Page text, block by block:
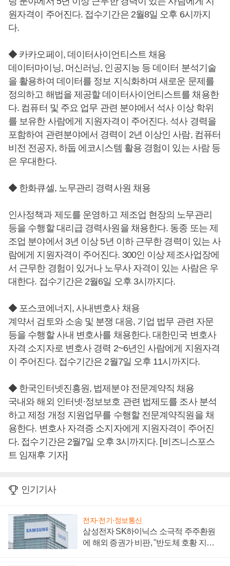
원자격이 주어진다. 접수기간은 2월8일 오후 6시까지
다.
◆ 카카오페이, 데이터사이언티스트 채용
데이터마이닝, 머신러닝, 인공지능 등 데이터 분석기술
을 활용하여 데이터를 정보 지식화하며 새로운 문제를
정의하고 해법을 제공할 데이터사이언티스트를 채용한
다. 컴퓨터 및 주요 업무 관련 분야에서 석사 이상 학위
를 보유한 사람에게 지원자격이 주어진다. 석사 경력을
포함하여 관련분야에서 경력이 2년 이상인 사람, 컴퓨터
비전 전공자, 하둡 에코시스템 활용 경험이 있는 사람 등
은 우대한다.
◆ 한화큐셀, 노무관리 경력사원 채용
인사정책과 제도를 운영하고 제조업 현장의 노무관리
등을 수행할 대리급 경력사원을 채용한다. 동종 또는 제
조업 분야에서 3년 이상 5년 이하 근무한 경력이 있는 사
람에게 지원자격이 주어진다. 300인 이상 제조사업장에
서 근무한 경험이 있거나 노무사 자격이 있는 사람은 우
대한다. 접수기간은 2월6일 오후 3시까지다.
◆ 포스코에너지, 사내변호사 채용
계약서 검토와 소송 및 분쟁 대응, 기업 법무 관련 자문
등을 수행할 사내 변호사를 채용한다. 대한민국 변호사
자격 소지자로 변호사 경력 2~6년인 사람에게 지원자격
이 주어진다. 접수기간은 2월7일 오후 11시까지다.
◆ 한국인터넷진흥원, 법제분야 전문계약직 채용
국내와 해외 인터넷·정보보호 관련 법제도를 조사 분석
하고 제정 개정 지원업무를 수행할 전문계약직원을 채
용한다. 변호사 자격증 소지자에게 지원자격이 주어진
다. 접수기간은 2월7일 오후 3시까지다. [비즈니스포스
트 임재후 기자]
인기기사
전자·전기·정보통신
삼성전자 SK하이닉스 소극적 주주환원
에 해외 증권가 비판, "반도체 호황 지속